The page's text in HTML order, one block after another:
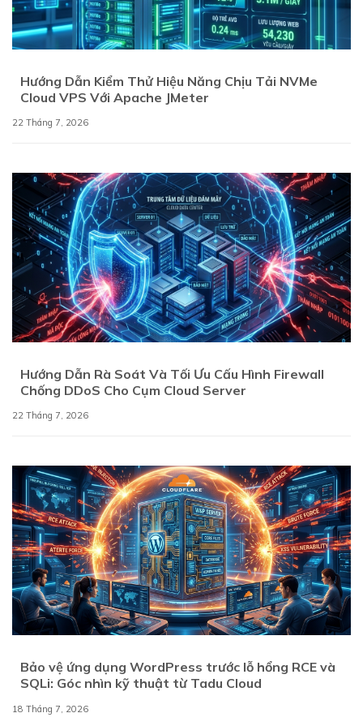
Hướng Dẫn Kiểm Thử Hiệu Năng Chịu Tải NVMe
Cloud VPS Với Apache JMeter
22 Tháng 7, 2026
Hướng Dẫn Rà Soát Và Tối Ưu Cấu Hình Firewall
Chống DDoS Cho Cụm Cloud Server
22 Tháng 7, 2026
Bảo vệ ứng dụng WordPress trước lỗ hổng RCE và
SQLi: Góc nhìn kỹ thuật từ Tadu Cloud
18 Tháng 7, 2026